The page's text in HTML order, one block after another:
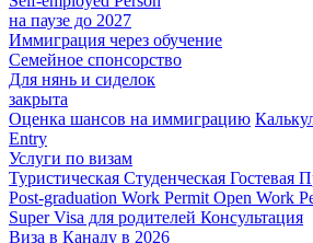
на паузе до 2027
Иммиграция через обучение
Семейное спонсорство
Для нянь и сиделок
закрыта
Оценка шансов на иммиграцию
Entry
Услуги по визам
Туристическая Студенческая Гостевая
Post-graduation Work Permit Open Work
Super Visa для родителей Консультация
Виза в Канаду в 2026